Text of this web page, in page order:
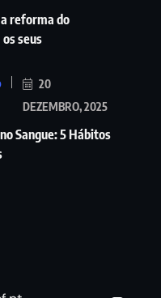
reforma do
seus
20
DEZEMBRO, 2025
Sangue: 5 Hábitos